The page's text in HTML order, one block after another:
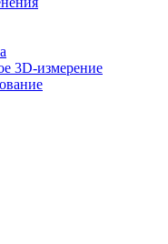
3D-измерение